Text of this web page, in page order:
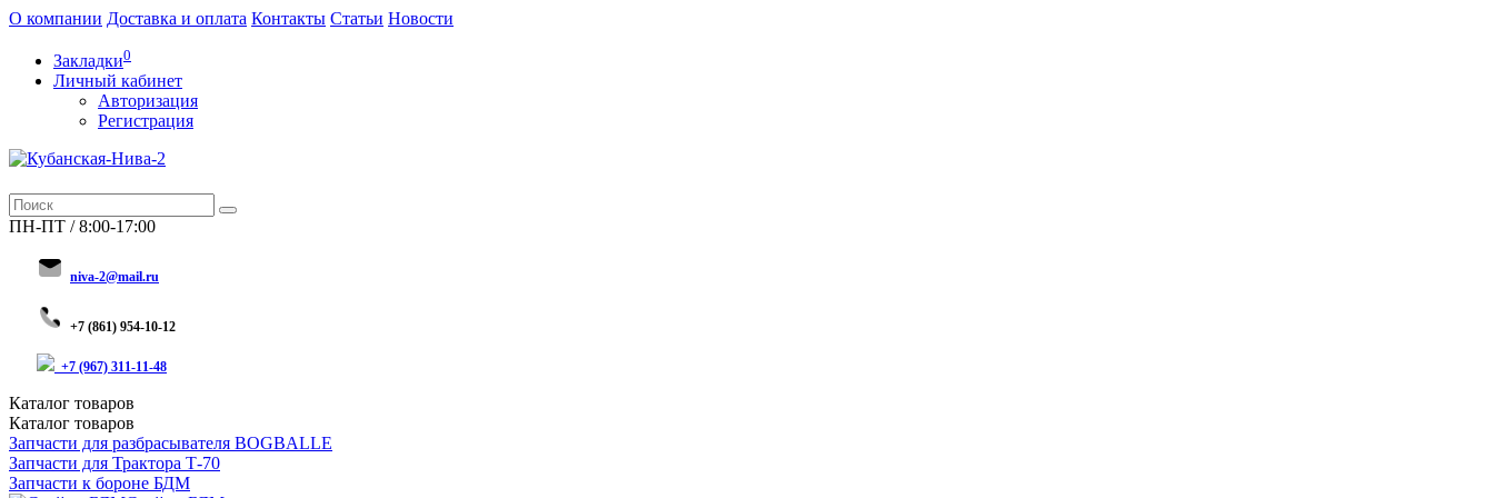
О компании Доставка и оплата Контакты Статьи Новости
Закладки0
Личный кабинет
Авторизация
Регистрация
ПН-ПТ / 8:00-17:00
niva-2@mail.ru
+7 (861) 954-10-12
+7 (967) 311-11-48
Каталог товаров
Каталог товаров
Запчасти для разбрасывателя BOGBALLE
Запчасти для Трактора Т-70
Запчасти к бороне БДМ